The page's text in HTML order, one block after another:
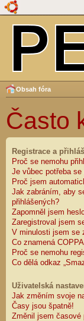
Obsah fóra
Často
Registrace a
Proč se nemohu
Je vůbec potřeba se
Proč jsem
Jak zabráním, aby
přihlášených?
Zapomněl jsem
Zaregistroval jsem
V minulosti jsem se
Co znamená
Proč se nemohu
Co dělá odkaz
Uživatelská
Jak změním svoje
Časy jsou špatně!
Změnil jsem časové